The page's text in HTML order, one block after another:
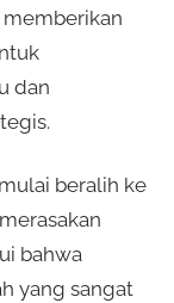
dan
beralih ke
bahwa
yang sangat